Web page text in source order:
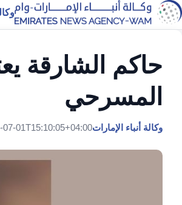
المسرحي
وكالة أنباء الإمارات07-01T15:10:05+04:00